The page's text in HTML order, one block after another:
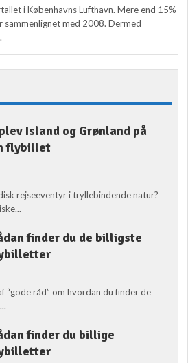
i Københavns Lufthavn. Mere end 15%
med 2008. Dermed
Island og Grønland på
flybillet
rejseeventyr i tryllebindende natur?
finder du de billigste
“gode råd” om hvordan du finder de
finder du billige